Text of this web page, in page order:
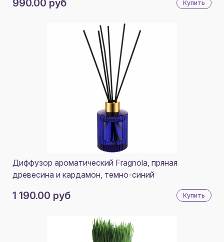
990.00 руб Купить
Диффузор ароматический Fragnola, пряная
древесина и кардамон, темно-синий
1 190.00 руб Купить